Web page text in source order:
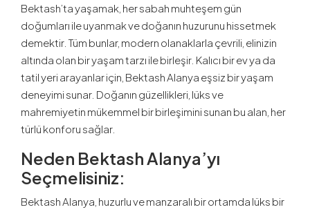
Bektash’ta yaşamak, her sabah muhteşem gün
doğumları ile uyanmak ve doğanın huzurunu hissetmek
demektir. Tüm bunlar, modern olanaklarla çevrili, elinizin
altında olan bir yaşam tarzı ile birleşir. Kalıcı bir ev ya da
tatil yeri arayanlar için, Bektash Alanya eşsiz bir yaşam
deneyimi sunar. Doğanın güzellikleri, lüks ve
mahremiyetin mükemmel bir birleşimini sunan bu alan, her
türlü konforu sağlar.
Neden Bektash Alanya’yı
Seçmelisiniz:
Bektash Alanya, huzurlu ve manzaralı bir ortamda lüks bir